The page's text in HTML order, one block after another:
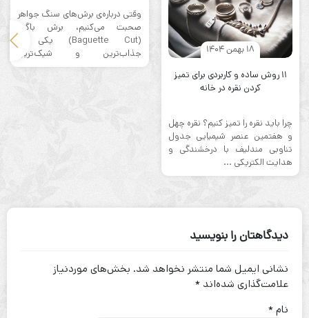
18 بهمن 1404
۱۱ روش ساده و کاربردی برای تمیز
کردن نقره در خانه
چرا باید نقره را تمیز کنیم؟ نقره چهل
و هفتمین عنصر شیمیایی جدول
تناوبی مندلیف با درخشندگی و
هدایت الکتریکی ...
وقتی درباره‌ی برش‌های سنگ جواهر
صحبت می‌کنیم، برش باگت
(Baguette Cut) یکی از
جذاب‌ترین و شیک‌ترین
گزینه‌هاست.جواهراتی که از سنگ
دیدگاهتان را بنویسید
نشانی ایمیل شما منتشر نخواهد شد. بخش‌های موردنیاز
علامت‌گذاری شده‌اند *
نام*